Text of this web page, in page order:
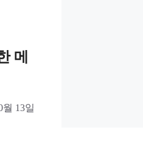
메
월 13일